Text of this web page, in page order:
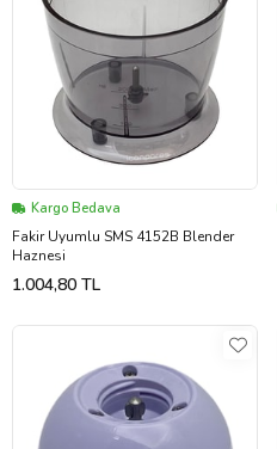
Kargo Bedava
Fakir Uyumlu SMS 4152B Blender
Haznesi
1.004,80 TL